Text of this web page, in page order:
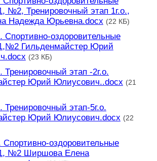
№2, Тренировочный этап 1г.о.,
Надежда Юрьевна.docx (22 КБ)
Спортивно-оздоровительные
Гильденмайстер Юрий
(23 КБ)
Тренировочный этап -2г.о.
Юрий Юлиусович..docx (21
Тренировочный этап-5г.о.
Юрий Юлиусович.docx (22
Спортивно-оздоровительные
№2 Ширшова Елена